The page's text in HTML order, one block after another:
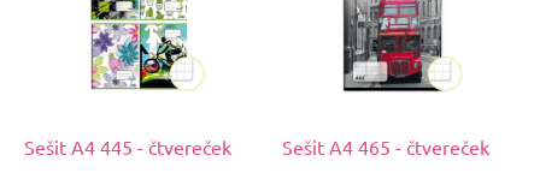
Sešit A4 445 - čtvereček Sešit A4 465 - čtvereček